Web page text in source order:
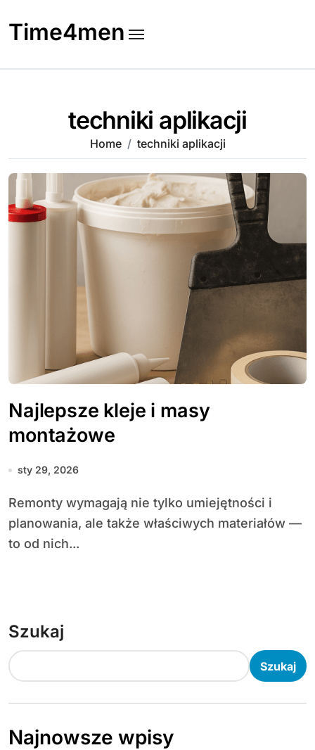
to
content
Time4men
techniki aplikacji
Home techniki aplikacji
Najlepsze kleje i masy
montażowe
sty 29, 2026
Remonty wymagają nie tylko umiejętności i
planowania, ale także właściwych materiałów —
to od nich...
Szukaj
Szukaj
Najnowsze wpisy